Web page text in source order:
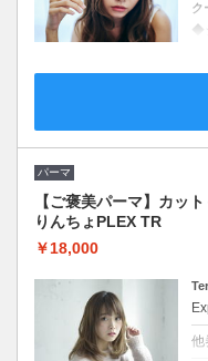
ク
◆
み
パーマ
【ご褒美パーマ】カッ
りんちょPLEX TR
￥18,000
他